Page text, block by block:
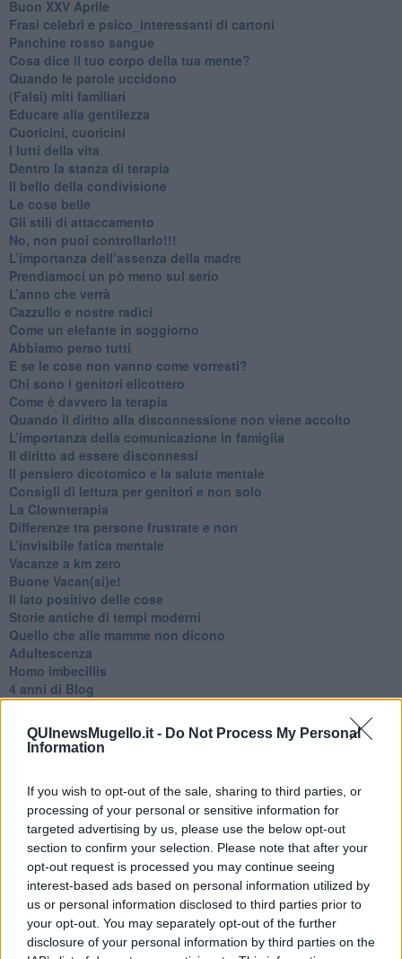
QUInewsMugello.it - Do Not Process My Personal
Information
If you wish to opt-out of the sale, sharing to third parties, or
processing of your personal or sensitive information for
targeted advertising by us, please use the below opt-out
section to confirm your selection. Please note that after your
opt-out request is processed you may continue seeing
interest-based ads based on personal information utilized by
us or personal information disclosed to third parties prior to
your opt-out. You may separately opt-out of the further
disclosure of your personal information by third parties on the
Buon XXV Aprile
​Frasi celebri e psico_interessanti di cartoni
​Panchine rosso sangue
​Cosa dice il tuo corpo della tua mente?
​Quando le parole uccidono
​(Falsi) miti familiari
​Educare alla gentilezza
​Cuoricini, cuoricini
I lutti della vita
​Dentro la stanza di terapia
​Il bello della condivisione
Le cose belle
​Gli stili di attaccamento
No, non puoi controllarlo!!!
​L’importanza dell’assenza della madre
​Prendiamoci un pò meno sul serio
​L’anno che verrà
​Cazzullo e nostre radici
​Come un elefante in soggiorno
​Abbiamo perso tutti
E se le cose non vanno come vorresti?
​Chi sono i genitori elicottero
Come è davvero la terapia
Quando il diritto alla disconnessione non viene accolto
​L’importanza della comunicazione in famiglia
​Il diritto ad essere disconnessi
​Il pensiero dicotomico e la salute mentale
​Consigli di lettura per genitori e non solo
​La Clownterapia
​Differenze tra persone frustrate e non
L’invisibile fatica mentale
Vacanze a km zero
​Buone Vacan(si)e!
​Il lato positivo delle cose
​Storie antiche di tempi moderni
​Quello che alle mamme non dicono
Adultescenza
Homo imbecillis
​4 anni di Blog
Quando il silenzio è aggressivo
​Il passato, questo conosciuto!
​Clima ballerino e sbalzi d’umore
Non hanno un amico a teatro​
​Tutta una questione di rispetto
​Cose che ci esauriscono
​Vespa che passione!
​Lasciate ai vostri figli il diritto di piangere
​Parole d’amore regalate al vento
​Essere genitori di un adolescente
​Saper pazientare
​Giornata del Fiocchetto Lilla